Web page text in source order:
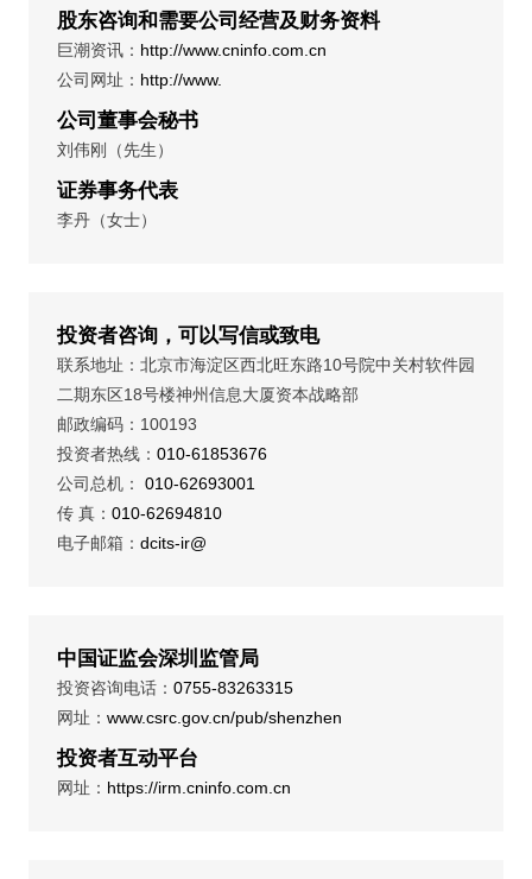
股东咨询和需要公司经营及财务资料
巨潮资讯： http://www.cninfo.com.cn
公司网址： http://www.
公司董事会秘书
刘伟刚（先生）
证券事务代表
李丹（女士）
投资者咨询，可以写信或致电
联系地址：北京市海淀区西北旺东路10号院中关村软件园
二期东区18号楼神州信息大厦资本战略部
邮政编码：100193
投资者热线： 010-61853676
公司总机： 010-62693001
传 真： 010-62694810
电子邮箱： dcits-ir@
中国证监会深圳监管局
投资咨询电话： 0755-83263315
网址： www.csrc.gov.cn/pub/shenzhen
投资者互动平台
网址： https://irm.cninfo.com.cn